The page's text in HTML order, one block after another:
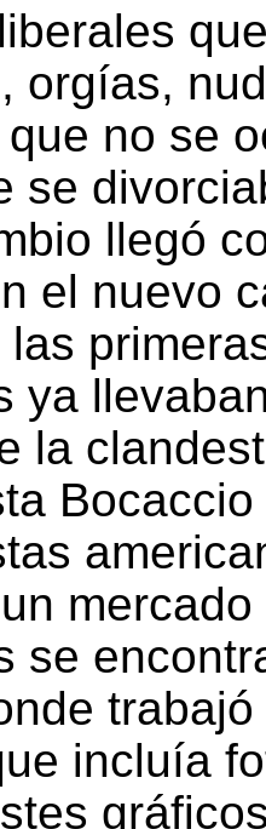
orgías,
no se
se
llegó
el nuevo
ya
la
se
incluía